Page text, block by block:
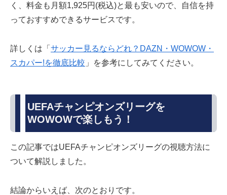
く、料金も月額1,925円(税込)と最も安いので、自信を持
っておすすめできるサービスです。
詳しくは「 サッカー見るならどれ？DAZN・WOWOW・
スカパー!を徹底比較 」を参考にしてみてください。
UEFAチャンピオンズリーグを
WOWOWで楽しもう！
この記事ではUEFAチャンピオンズリーグの視聴方法に
ついて解説しました。
結論からいえば、次のとおりです。